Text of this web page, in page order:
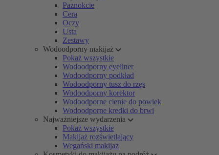
Paznokcie
Cera
Oczy
Usta
Zestawy
Wodoodporny makijaż
Pokaż wszystkie
Wodoodporny eyeliner
Wodoodporny podkład
Wodoodporny tusz do rzęs
Wodoodporny korektor
Wodoodporne cienie do powiek
Wodoodporne kredki do brwi
Najważniejsze wydarzenia
Pokaż wszystkie
Makijaż rozświetlający
Wegański makijaż